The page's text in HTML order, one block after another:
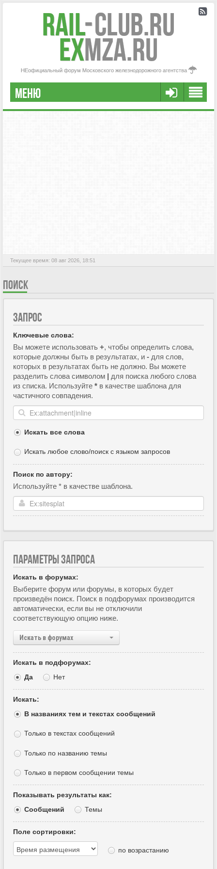
Rail-Club.RU
exMZA.RU
НЕофициальный форум Московского железнодорожного агентства
МЕНЮ
РЕГИСТРАЦИЯ
Текущее время: 08 авг 2026, 18:51
ПОИСК
ЗАПРОС
Ключевые слова:
Вы можете использовать +, чтобы определить слова,
которые должны быть в результатах, и - для слов,
которых в результатах быть не должно. Вы можете
разделить слова символом | для поиска любого слова
из списка. Используйте * в качестве шаблона для
частичного совпадения.
Искать все слова
Искать любое слово/поиск с языком запросов
Поиск по автору:
Используйте * в качестве шаблона.
ПАРАМЕТРЫ ЗАПРОСА
Искать в форумах:
Выберите форум или форумы, в которых будет
произведён поиск. Поиск в подфорумах производится
автоматически, если вы не отключили
соответствующую опцию ниже.
Искать в форумах
Искать в подфорумах:
Да
Нет
Искать:
В названиях тем и текстах сообщений
Только в текстах сообщений
Только по названию темы
Только в первом сообщении темы
Показывать результаты как:
Сообщений
Темы
Поле сортировки:
по возрастанию